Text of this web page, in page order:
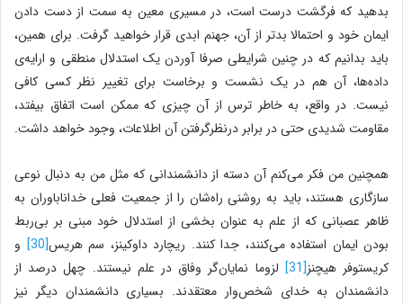
بدهید که فرگشت درست است، در مسیری معین به سمت از دست دادن
ایمان خود و احتمالا بدتر از آن، جهنم ابدی قرار خواهید گرفت. برای همین،
باید بدانیم که در چنین شرایطی صرفا آوردن یک استدلال منطقی و ارایه‌ی
داده‌ها، آن هم در یک نشست و برخاست برای تغییر نظر کسی کافی
نیست. در واقع، به خاطر ترس از آن چیزی که ممکن است اتفاق بیفتد،
مقاومت شدیدی حتی در برابر درنظرگرفتن آن اطلاعات، وجود خواهد داشت.
همچنین من فکر می‌کنم آن دسته از دانشمندانی که مثل من به دنبال نوعی
سازگاری هستند، باید به روشنی راه‌شان را از جمعیت فعلی خداناباوران به
ظاهر عصبانی که از علم به عنوان بخشی از استدلال خود مبنی بر بی‌ربط
بودن ایمان استفاده می‌کنند، جدا کنند. ریچارد داوکینز، سم هریس[30]
و
کریستوفر هیچنز[31]
لزوما نمایان‌گر وفاق در علم نیستند. چهل درصد از
دانشمندان به خدای شخص‌وار معتقدند. بسیاری دانشمندان دیگر نیز